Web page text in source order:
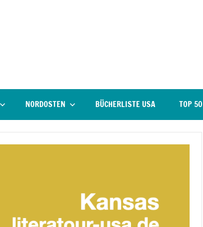
NORDOSTEN BÜCHERLISTE USA TOP 50